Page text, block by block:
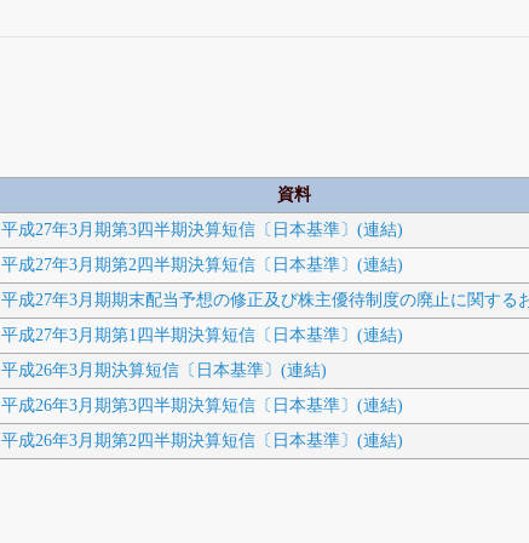
資料
平成27年3月期第3四半期決算短信〔日本基準〕(連結)
平成27年3月期第2四半期決算短信〔日本基準〕(連結)
平成27年3月期期末配当予想の修正及び株主優待制度の廃止に関する
平成27年3月期第1四半期決算短信〔日本基準〕(連結)
平成26年3月期決算短信〔日本基準〕(連結)
平成26年3月期第3四半期決算短信〔日本基準〕(連結)
平成26年3月期第2四半期決算短信〔日本基準〕(連結)